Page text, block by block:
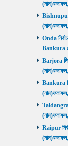
Bishnupur
Onda
Bankura
Barjora
Bankura
Taldangra
Raipur